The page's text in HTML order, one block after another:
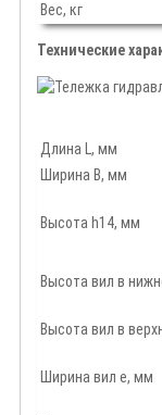
Вес, кг
Технические
Длина L, мм
Ширина B, мм
Высота h14, мм
Высота вил в
Высота вил в
Ширина вил е, мм